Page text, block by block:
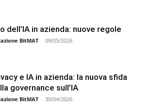
dell’IA in azienda: nuove regole
BitMAT - 09/05/2026
e IA in azienda: la nuova sfida
governance sull’IA
BitMAT - 30/04/2026